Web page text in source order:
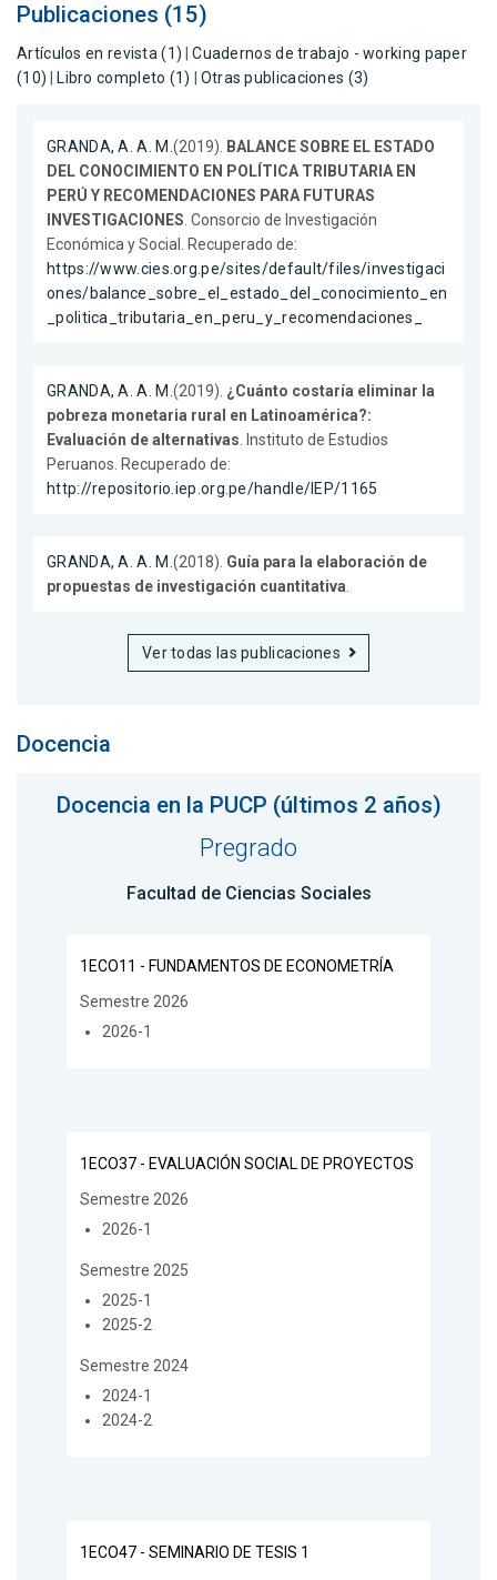
Publicaciones (15)
Artículos en revista (1) |Cuadernos de trabajo - working paper
(10)
Libro completo (1) Otras publicaciones (3)
GRANDA, A. A. M. (2019).
BALANCE SOBRE EL ESTADO
DEL CONOCIMIENTO EN POLÍTICA TRIBUTARIA EN
PERÚ Y RECOMENDACIONES PARA FUTURAS
INVESTIGACIONES . Consorcio de Investigación
Económica y Social. Recuperado de:
https://www.cies.org.pe/sites/default/files/investigaci
ones/balance_sobre_el_estado_del_conocimiento_en
_politica_tributaria_en_peru_y_recomendaciones_
GRANDA, A. A. M. (2019). ¿Cuánto costaría eliminar la
pobreza monetaria rural en Latinoamérica?:
Evaluación de alternativas . Instituto de Estudios
Peruanos. Recuperado de:
http://repositorio.iep.org.pe/handle/IEP/1165
GRANDA, A. A. M. (2018). Guía para la elaboración de
propuestas de investigación cuantitativa
Ver todas las publicaciones
Docencia
Docencia en la PUCP (últimos 2 años)
Pregrado
Facultad de Ciencias Sociales
1ECO11 - FUNDAMENTOS DE ECONOMETRÍA
Semestre 2026
2026-1
1ECO37 - EVALUACIÓN SOCIAL DE PROYECTOS
Semestre 2026
2026-1
Semestre 2025
2025-1
2025-2
Semestre 2024
2024-1
2024-2
1ECO47 - SEMINARIO DE TESIS 1